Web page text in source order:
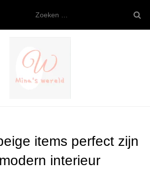
naar:
items perfect zijn
interieur